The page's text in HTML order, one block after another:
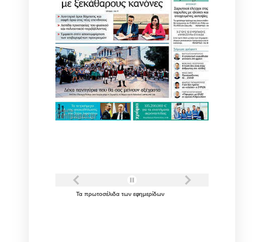
Τα πρωτοσέλιδα των εφημερίδων